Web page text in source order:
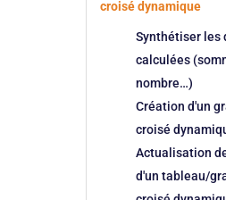
croisé dynamique
Synthétiser les
calculées
nombre…)
Création d'un
croisé
Actualisation
d'un tableau/